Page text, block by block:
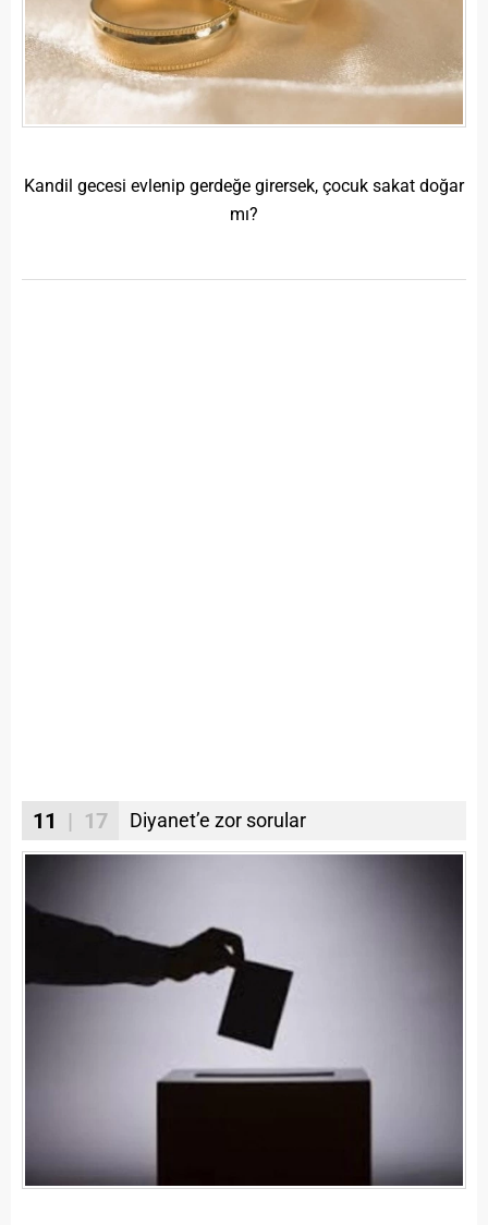
Kandil gecesi evlenip gerdeğe girersek, çocuk sakat doğar
mı?
11 | 17 Diyanet’e zor sorular